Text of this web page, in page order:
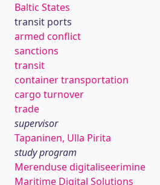
Baltic States
transit ports
armed conflict
sanctions
transit
container transportation
cargo turnover
trade
supervisor
Tapaninen, Ulla Pirita
study program
Merenduse digitaliseerimine
Maritime Digital Solutions